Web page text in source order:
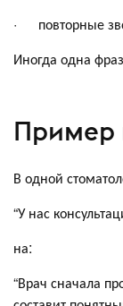
· повторные
Иногда одна
Пример
В одной
“У нас
на:
“Врач сначала